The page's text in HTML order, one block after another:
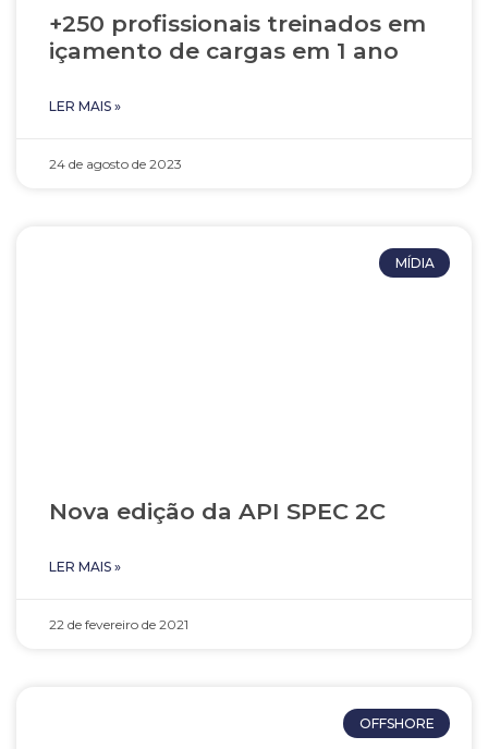
+250 profissionais treinados em
içamento de cargas em 1 ano
LER MAIS »
24 de agosto de 2023
MÍDIA
Nova edição da API SPEC 2C
LER MAIS »
22 de fevereiro de 2021
OFFSHORE